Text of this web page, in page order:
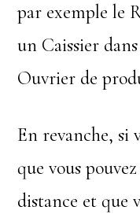
par exemple le
un Caissier
Ouvrier de
En revanche, si
que vous
distance et que